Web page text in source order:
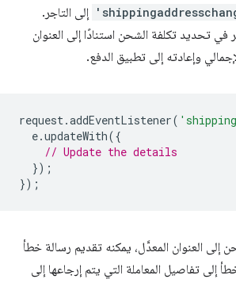
إلى التاجر.
في تحديد تكلفة الشحن استنادًا إلى العنوان
وإعادته إلى تطبيق الدفع.
request.addEventListener(
e.updateWith({
// Update the details
});
});
إلى العنوان المعدَّل، يمكنه تقديم رسالة خطأ
إلى تفاصيل المعاملة التي يتم إرجاعها إلى